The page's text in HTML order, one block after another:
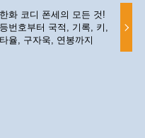
한화 코디 폰세의 모든 것!
등번호부터 국적, 기록, 키,
타율, 구자욱, 연봉까지